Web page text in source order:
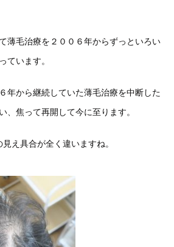
薄毛治療を２００６年からずっといろい
ています。
年から継続していた薄毛治療を中断した
、焦って再開して今に至ります。
え具合が全く違いますね。